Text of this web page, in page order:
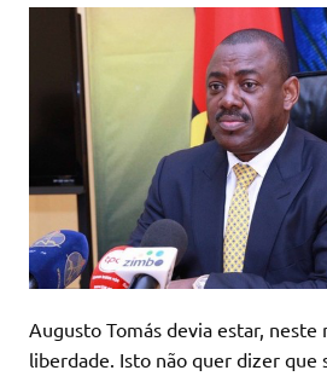
Augusto Tomás devia estar, neste
liberdade. Isto não quer dizer que